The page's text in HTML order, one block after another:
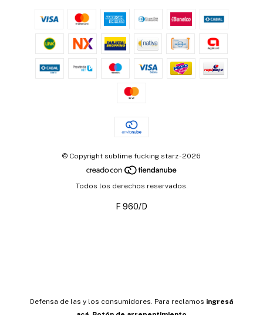
© Copyright sublime fucking starz - 2026
Todos los derechos reservados.
F 960/D
Defensa de las y los consumidores. Para reclamos ingresá